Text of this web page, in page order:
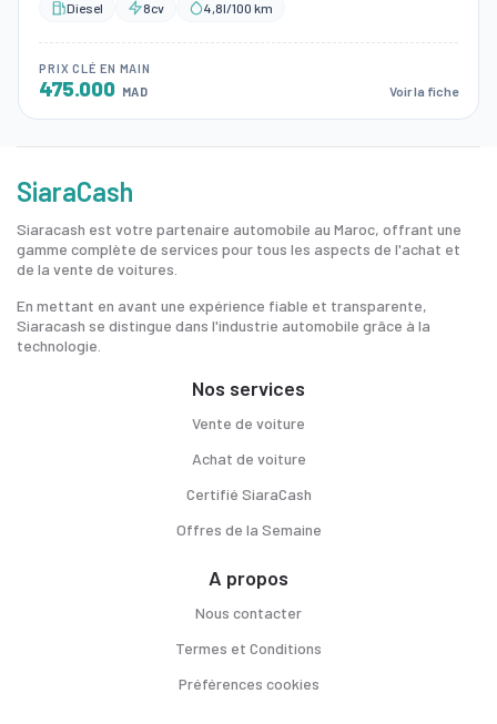
Diesel 8cv 4,8l/100 km
PRIX CLÉ EN MAIN
475.000 MAD Voir la fiche
SiaraCash
Siaracash est votre partenaire automobile au Maroc, offrant une
gamme complète de services pour tous les aspects de l'achat et
de la vente de voitures.
En mettant en avant une expérience fiable et transparente,
Siaracash se distingue dans l'industrie automobile grâce à la
technologie.
Nos services
Vente de voiture
Achat de voiture
Certifié SiaraCash
Offres de la Semaine
A propos
Nous contacter
Termes et Conditions
Préférences cookies